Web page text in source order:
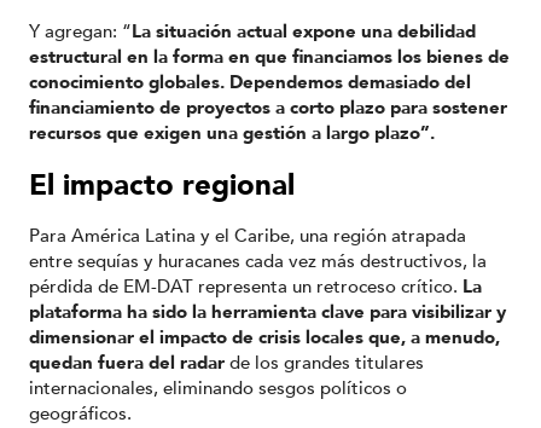
Y agregan: “La situación actual expone una debilidad
estructural en la forma en que financiamos los bienes de
conocimiento globales. Dependemos demasiado del
financiamiento de proyectos a corto plazo para sostener
recursos que exigen una gestión a largo plazo”.
El impacto regional
Para América Latina y el Caribe, una región atrapada
entre sequías y huracanes cada vez más destructivos, la
pérdida de EM-DAT representa un retroceso crítico. La
plataforma ha sido la herramienta clave para visibilizar y
dimensionar el impacto de crisis locales que, a menudo,
quedan fuera del radar de los grandes titulares
internacionales, eliminando sesgos políticos o
geográficos.